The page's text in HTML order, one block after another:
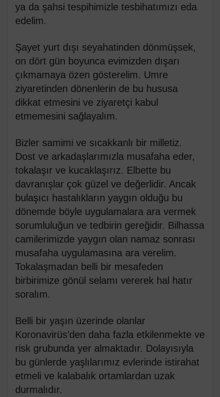
ya da şahsi tespihimizle tesbihatımızı eda
edelim.
Şayet yurt dışı seyahatinden dönmüşsek,
on dört gün boyunca evimizden dışarı
çıkmamaya özen gösterelim. Umre
ziyaretinden dönenlerin de bu hususa
dikkat etmesini ve ziyaretçi kabul
etmemesini sağlayalım.
Bizler samimi ve sıcakkanlı bir milletiz.
Dost ve arkadaşlarımızla musafaha eder,
tokalaşır ve kucaklaşırız. Elbette bu
davranışlar çok güzel ve değerlidir. Ancak
bulaşıcı hastalıkların yaygın olduğu bu
dönemde böyle uygulamalara ara vermek
sorumluluğun ve tedbirin gereğidir. Bilhassa
camilerimizde yaygın olan namaz sonrası
musafaha uygulamasına ara verelim.
Tokalaşmadan belli bir mesafeden
birbirimize gönül selamı vererek hal hatır
soralım.
Belli bir yaşın üzerinde olanlar
Koronavirüs’den daha fazla etkilenmekte ve
risk grubunda yer almaktadır. Dolayısıyla
bu günlerde yaşlılarımız evlerinde istirahat
etmeli ve kalabalık ortamlardan uzak
durmalıdır.